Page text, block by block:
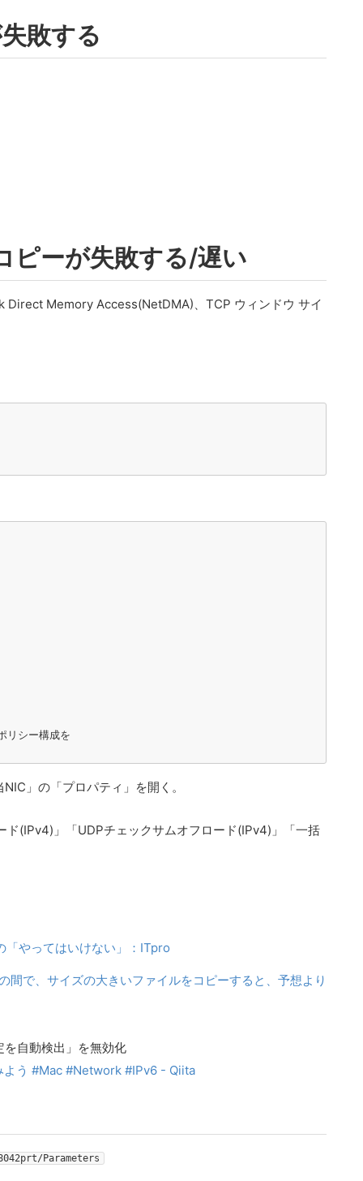
敗する
ピーが失敗する/遅い
Memory Access(NetDMA)、TCP ウィンドウ サイ
シー構成を
」の「プロパティ」を開く。
(IPv4)」「UDPチェックサムオフロード(IPv4)」「一括
やってはいけない」：ITpro
で、サイズの大きいファイルをコピーすると、予想より
自動検出」を無効化
よう #Mac #Network #IPv6 - Qiita
Parameters